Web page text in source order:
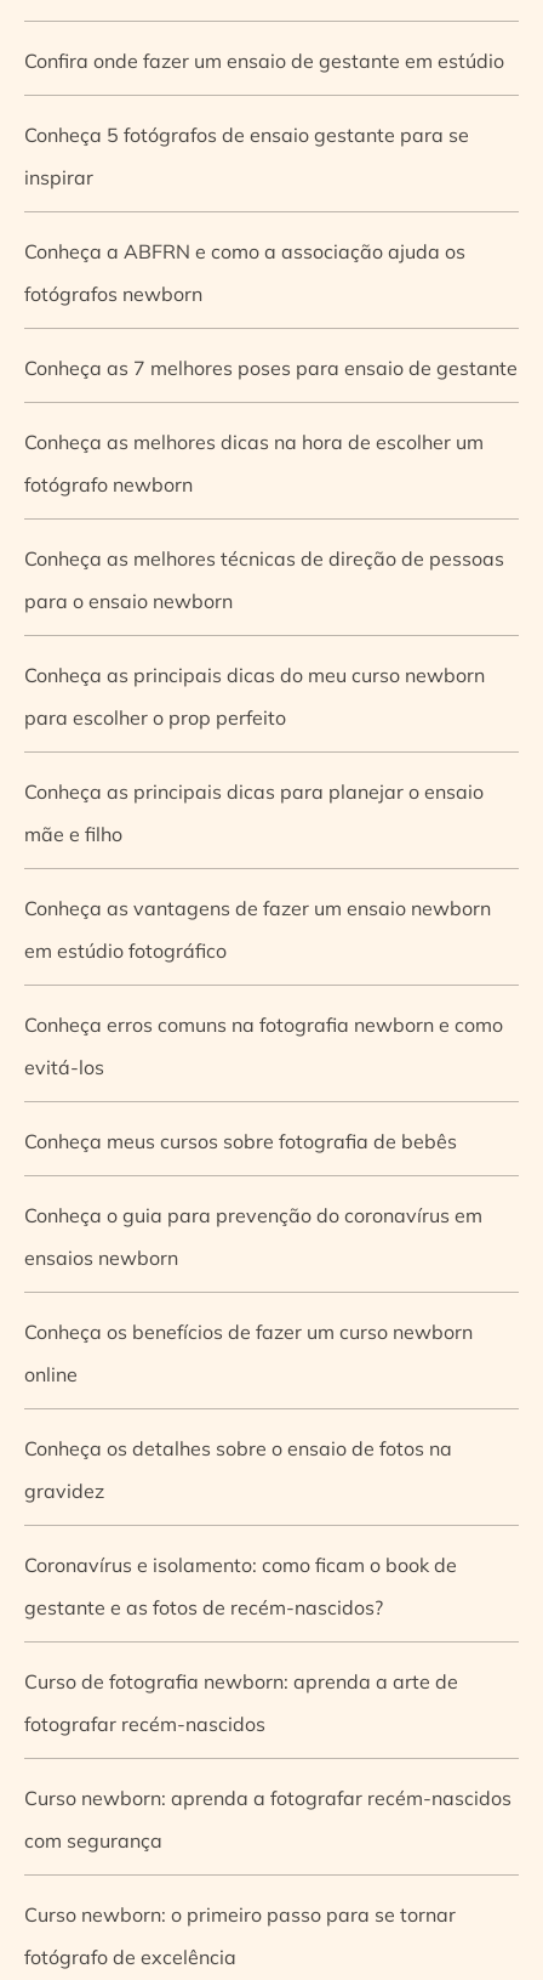
Confira onde fazer um ensaio de gestante em estúdio
Conheça 5 fotógrafos de ensaio gestante para se
inspirar
Conheça a ABFRN e como a associação ajuda os
fotógrafos newborn
Conheça as 7 melhores poses para ensaio de gestante
Conheça as melhores dicas na hora de escolher um
fotógrafo newborn
Conheça as melhores técnicas de direção de pessoas
para o ensaio newborn
Conheça as principais dicas do meu curso newborn
para escolher o prop perfeito
Conheça as principais dicas para planejar o ensaio
mãe e filho
Conheça as vantagens de fazer um ensaio newborn
em estúdio fotográfico
Conheça erros comuns na fotografia newborn e como
evitá-los
Conheça meus cursos sobre fotografia de bebês
Conheça o guia para prevenção do coronavírus em
ensaios newborn
Conheça os benefícios de fazer um curso newborn
online
Conheça os detalhes sobre o ensaio de fotos na
gravidez
Coronavírus e isolamento: como ficam o book de
gestante e as fotos de recém-nascidos?
Curso de fotografia newborn: aprenda a arte de
fotografar recém-nascidos
Curso newborn: aprenda a fotografar recém-nascidos
com segurança
Curso newborn: o primeiro passo para se tornar
fotógrafo de excelência